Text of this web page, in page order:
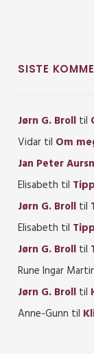
SISTE
Jørn G. Broll til
Vidar til Om
Jan Peter
Elisabeth til
Jørn G. Broll til
Elisabeth til
Jørn G. Broll til
Rune Ingar
Jørn G. Broll til
Anne-Gunn til